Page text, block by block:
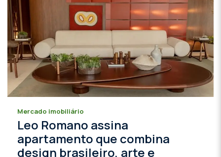
Mercado imobiliário
Leo Romano assina
apartamento que combina
design brasileiro, arte e